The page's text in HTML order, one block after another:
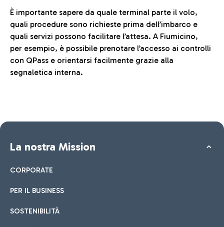
È importante sapere da quale terminal parte il volo,
quali procedure sono richieste prima dell’imbarco e
quali servizi possono facilitare l’attesa. A Fiumicino,
per esempio, è possibile prenotare l’accesso ai controlli
con QPass e orientarsi facilmente grazie alla
segnaletica interna.
La nostra Mission
CORPORATE
PER IL BUSINESS
SOSTENIBILITÀ